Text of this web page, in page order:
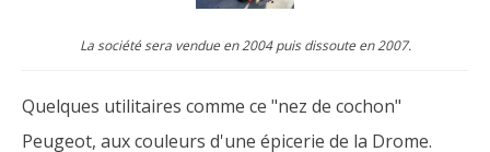
La société sera vendue en 2004 puis dissoute en 2007.
Quelques utilitaires comme ce "nez de cochon"
Peugeot, aux couleurs d'une épicerie de la Drome.